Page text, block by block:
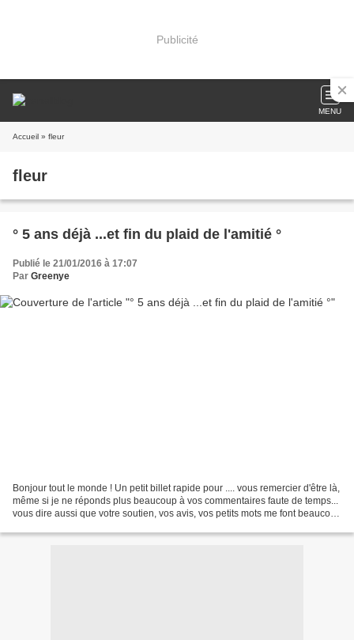
Publicité
MENU
Accueil » fleur
fleur
° 5 ans déjà ...et fin du plaid de l'amitié °
Publié le 21/01/2016 à 17:07
Par Greenye
Bonjour tout le monde ! Un petit billet rapide pour .... vous remercier d'être là,
même si je ne réponds plus beaucoup à vos commentaires faute de temps...
vous dire aussi que votre soutien, vos avis, vos petits mots me font beaucoup